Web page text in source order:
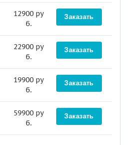
12900 ру
б.
Заказать
22900 ру
б.
Заказать
19900 ру
б.
Заказать
59900 ру
б.
Заказать